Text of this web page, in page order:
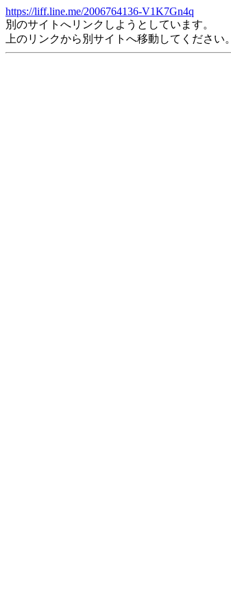
https://liff.line.me/2006764136-V1K7Gn4q
別のサイトへリンクしようとしています。
上のリンクから別サイトへ移動してください。